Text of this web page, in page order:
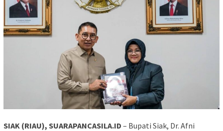
SIAK (RIAU), SUARAPANCASILA.ID – Bupati Siak, Dr. Afni